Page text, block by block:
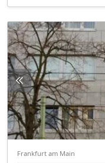
Frankfurt am Main